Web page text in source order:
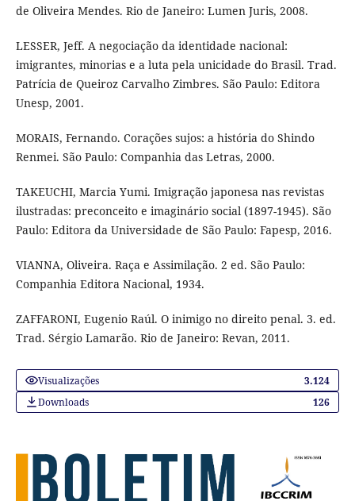
de Oliveira Mendes. Rio de Janeiro: Lumen Juris, 2008.
LESSER, Jeff. A negociação da identidade nacional:
imigrantes, minorias e a luta pela unicidade do Brasil. Trad.
Patrícia de Queiroz Carvalho Zimbres. São Paulo: Editora
Unesp, 2001.
MORAIS, Fernando. Corações sujos: a história do Shindo
Renmei. São Paulo: Companhia das Letras, 2000.
TAKEUCHI, Marcia Yumi. Imigração japonesa nas revistas
ilustradas: preconceito e imaginário social (1897-1945). São
Paulo: Editora da Universidade de São Paulo: Fapesp, 2016.
VIANNA, Oliveira. Raça e Assimilação. 2 ed. São Paulo:
Companhia Editora Nacional, 1934.
ZAFFARONI, Eugenio Raúl. O inimigo no direito penal. 3. ed.
Trad. Sérgio Lamarão. Rio de Janeiro: Revan, 2011.
Visualizações
3.124
Downloads
126